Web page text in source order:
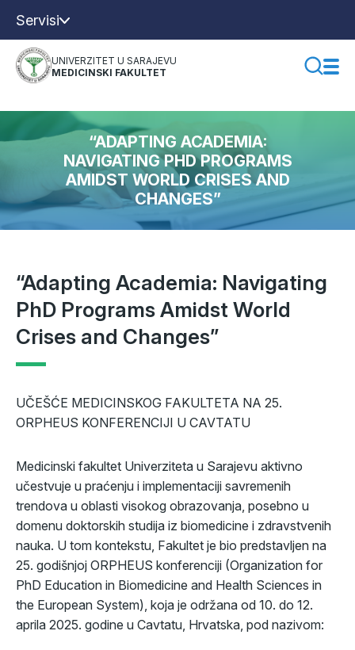
Servisi
UNIVERZITET U SARAJEVU
MEDICINSKI FAKULTET
“ADAPTING ACADEMIA:
NAVIGATING PHD PROGRAMS
AMIDST WORLD CRISES AND
CHANGES”
“Adapting Academia: Navigating
PhD Programs Amidst World
Crises and Changes”
UČEŠĆE MEDICINSKOG FAKULTETA NA 25.
ORPHEUS KONFERENCIJI U CAVTATU
Medicinski fakultet Univerziteta u Sarajevu aktivno
učestvuje u praćenju i implementaciji savremenih
trendova u oblasti visokog obrazovanja, posebno u
domenu doktorskih studija iz biomedicine i zdravstvenih
nauka. U tom kontekstu, Fakultet je bio predstavljen na
25. godišnjoj ORPHEUS konferenciji (Organization for
PhD Education in Biomedicine and Health Sciences in
the European System), koja je održana od 10. do 12.
aprila 2025. godine u Cavtatu, Hrvatska, pod nazivom: